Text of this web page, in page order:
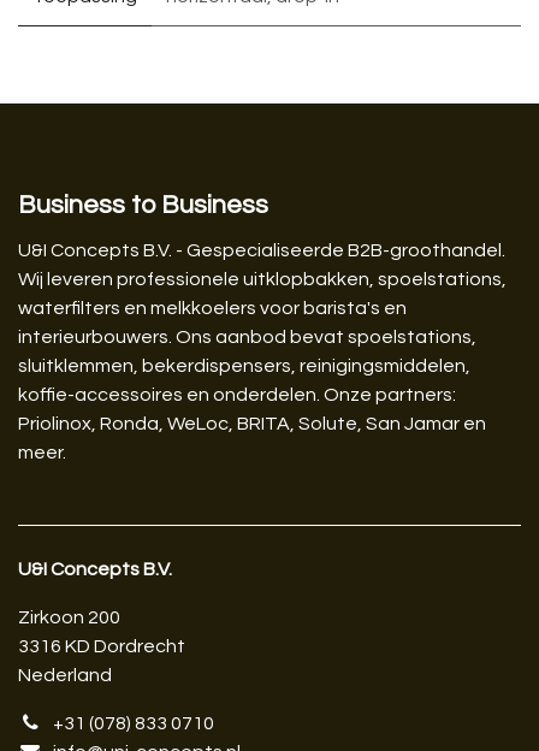
Business to Business
U&I Concepts B.V. - Gespecialiseerde B2B-groothandel.
Wij leveren professionele uitklopbakken, spoelstations,
waterfilters en melkkoelers voor barista's en
interieurbouwers. Ons aanbod bevat spoelstations,
sluitklemmen, bekerdispensers, reinigingsmiddelen,
koffie-accessoires en onderdelen. Onze partners:
Priolinox, Ronda, WeLoc, BRITA, Solute, San Jamar en
meer.
U&I Concepts B.V.​
Zirkoon 200
3316 KD Dordrecht
Nederland
+31 (078) 833 0710